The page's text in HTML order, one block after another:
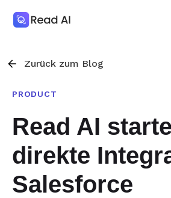
Zurück zum Blog
PRODUCT
Read AI
direkte
Salesforce